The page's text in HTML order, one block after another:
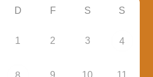
D F S S
1 2 3 4